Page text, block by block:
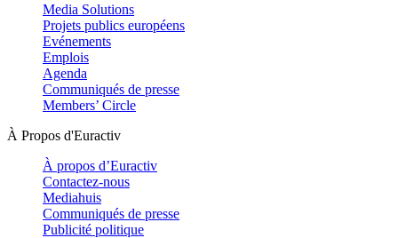
Media Solutions
Projets publics européens
Evénements
Emplois
Agenda
Communiqués de presse
Members’ Circle
À Propos d'Euractiv
À propos d’Euractiv
Contactez-nous
Mediahuis
Communiqués de presse
Publicité politique